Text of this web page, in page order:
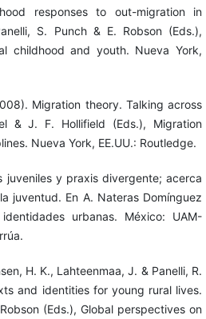
responses to out-migration in
S. Punch & E. Robson (Eds.),
childhood and youth. Nueva York,
Migration theory. Talking across
& J. F. Hollifield (Eds.), Migration
Nueva York, EE.UU.: Routledge.
juveniles y praxis divergente; acerca
juventud. En A. Nateras Domínguez
urbanas. México: UAM-
H. K., Lahteenmaa, J. & Panelli, R.
and identities for young rural lives.
(Eds.), Global perspectives on